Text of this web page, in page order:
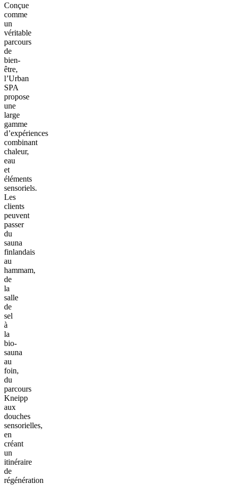
Conçue
comme
un
véritable
parcours
de
bien-
être,
l’Urban
SPA
propose
une
large
gamme
d’expériences
combinant
chaleur,
eau
et
éléments
sensoriels.
Les
clients
peuvent
passer
du
sauna
finlandais
au
hammam,
de
la
salle
de
sel
à
la
bio-
sauna
au
foin,
du
parcours
Kneipp
aux
douches
sensorielles,
en
créant
un
itinéraire
de
régénération